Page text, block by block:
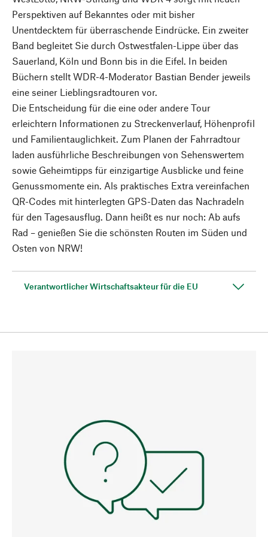
Perspektiven auf Bekanntes oder mit bisher
Unentdecktem für überraschende Eindrücke. Ein zweiter
Band begleitet Sie durch Ostwestfalen-Lippe über das
Sauerland, Köln und Bonn bis in die Eifel. In beiden
Büchern stellt WDR-4-Moderator Bastian Bender jeweils
eine seiner Lieblingsradtouren vor.
Die Entscheidung für die eine oder andere Tour
erleichtern Informationen zu Streckenverlauf, Höhenprofil
und Familientauglichkeit. Zum Planen der Fahrradtour
laden ausführliche Beschreibungen von Sehenswertem
sowie Geheimtipps für einzigartige Ausblicke und feine
Genussmomente ein. Als praktisches Extra vereinfachen
QR-Codes mit hinterlegten GPS-Daten das Nachradeln
für den Tagesausflug. Dann heißt es nur noch: Ab aufs
Rad – genießen Sie die schönsten Routen im Süden und
Osten von NRW!
Verantwortlicher Wirtschaftsakteur für die EU